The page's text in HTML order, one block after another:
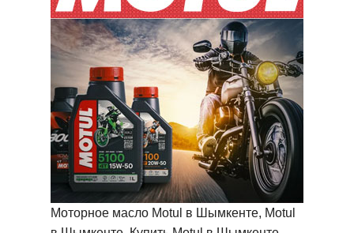
Моторное масло Motul в Шымкенте, Motul